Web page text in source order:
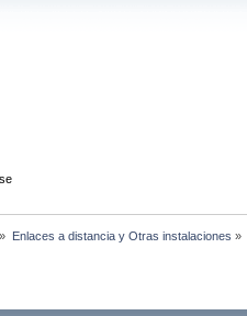
» Enlaces a distancia y Otras instalaciones »